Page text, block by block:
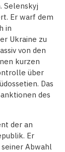
Selenskyj
Er warf dem
in
Ukraine zu
von den
kurzen
über
Das
des
der an
Er
Abwahl